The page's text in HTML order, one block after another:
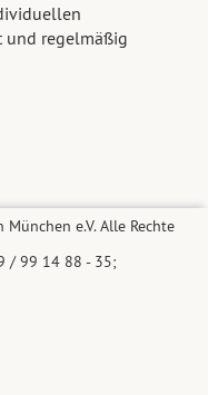
und regelmäßig
e.V. Alle Rechte
/ 99 14 88 - 35;